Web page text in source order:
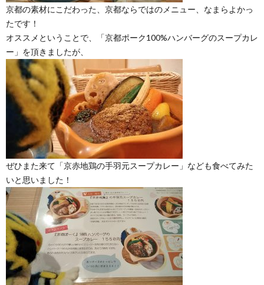
京都の素材にこだわった、京都ならではのメニュー、なまらよかっ
たです！
オススメということで、「京都ポーク100%ハンバーグのスープカレ
ー」を頂きましたが、
ぜひまた来て「京赤地鶏の手羽元スープカレー」なども食べてみた
いと思いました！